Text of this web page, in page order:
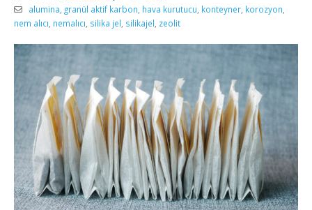
alumina granül aktif karbon hava kurutucu konteyner, korozyon
nem alıcı nemalıcı silika jel silikajel zeolit